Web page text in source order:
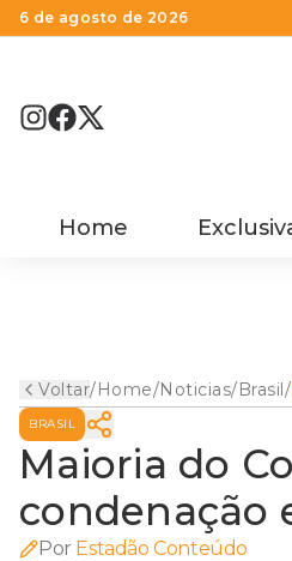
6 de agosto de 2026
Home
Voltar/Home/Noticias/Brasil/
BRASIL
Maioria do
condenação
Por Estadão Conteúdo